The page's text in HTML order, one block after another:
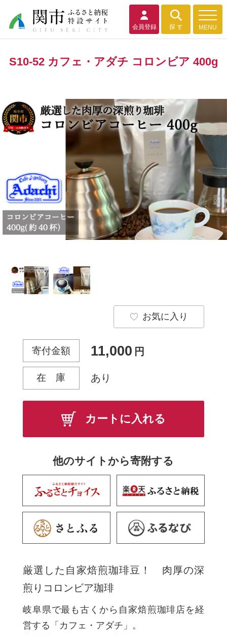
会員登録 探 す MENU
S10-52 カフェ・アダチ コロンビア 400g
お気に入り
厳選した自家焙煎珈琲豆！ 肉厚の深
煎りコロンビア珈琲
岐阜県で最も古くから自家焙煎珈琲店を経
営する「カフェ・アダチ」。
寄付金額 11,000 円
在 庫 あり
カートに入れる
他のサイトから寄附する